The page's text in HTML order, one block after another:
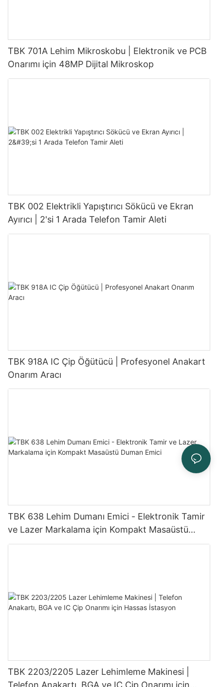
TBK 701A Lehim Mikroskobu | Elektronik ve PCB
Onarımı için 48MP Dijital Mikroskop
TBK 002 Elektrikli Yapıştırıcı Sökücü ve Ekran
Ayırıcı | 2'si 1 Arada Telefon Tamir Aleti
TBK 918A IC Çip Öğütücü | Profesyonel Anakart
Onarım Aracı
TBK 638 Lehim Dumanı Emici - Elektronik Tamir
ve Lazer Markalama için Kompakt Masaüstü
Duman Emici
TBK 2203/2205 Lazer Lehimleme Makinesi |
Telefon Anakartı, BGA ve IC Çip Onarımı için